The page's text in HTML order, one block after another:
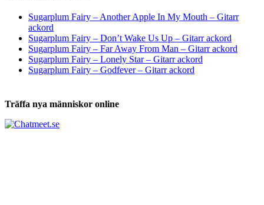
Sugarplum Fairy – Another Apple In My Mouth – Gitarr
ackord
Sugarplum Fairy – Don’t Wake Us Up – Gitarr ackord
Sugarplum Fairy – Far Away From Man – Gitarr ackord
Sugarplum Fairy – Lonely Star – Gitarr ackord
Sugarplum Fairy – Godfever – Gitarr ackord
Träffa nya människor online